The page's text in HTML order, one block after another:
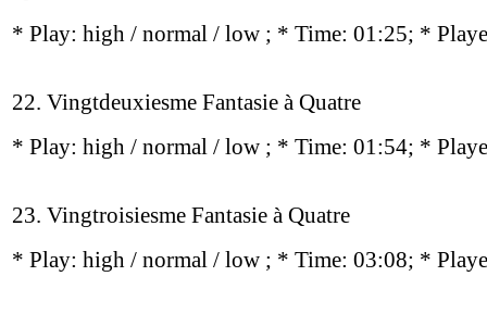
* Play: high / normal / low ; * Time: 01:25; *
22. Vingtdeuxiesme Fantasie à Quatre
* Play: high / normal / low ; * Time: 01:54; *
23. Vingtroisiesme Fantasie à Quatre
* Play: high / normal / low ; * Time: 03:08; *